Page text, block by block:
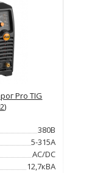
Pro TIG
380В
5-315А
AC/DC
12,7кВА